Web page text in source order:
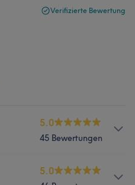
Verifizierte Bewertung
5.0
45 Bewertungen
5.0